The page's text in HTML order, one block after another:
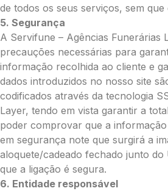
de todos os seus serviços, sem que
5. Segurança
A Servifune – Agências Funerárias
precauções necessárias para
informação recolhida ao cliente e
dados introduzidos no nosso site
codificados através da tecnologia
Layer, tendo em vista garantir a
poder comprovar que a
em segurança note que surgirá a
aloquete/cadeado fechado junto do
que a ligação é segura.
6. Entidade responsável